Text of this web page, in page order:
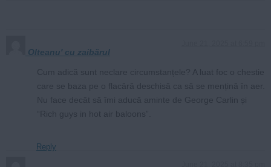
Olteanu' cu zaibărul
Reply